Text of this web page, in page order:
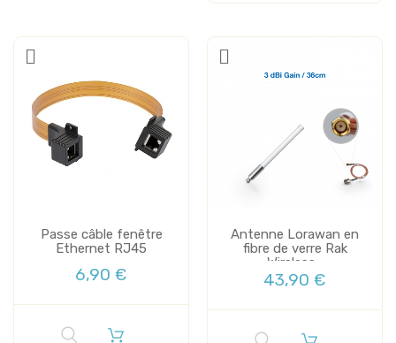
Passe câble fenêtre
Ethernet RJ45
6,90 €
Antenne Lorawan en
fibre de verre Rak
Wireless...
43,90 €